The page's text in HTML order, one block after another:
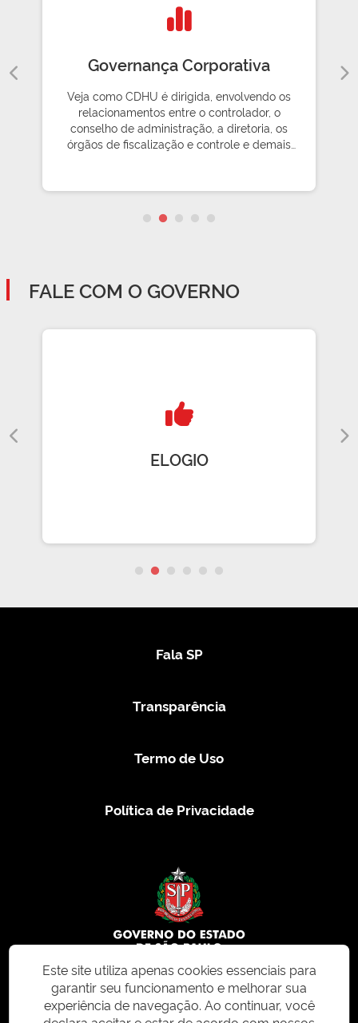
Governança Corporativa
Veja como CDHU é dirigida, envolvendo os
relacionamentos entre o controlador, o
conselho de administração, a diretoria, os
órgãos de fiscalização e controle e demais
FALE COM O GOVERNO
ELOGIO
Fala SP
Transparência
Termo de Uso
Política de Privacidade
© 2026 CMS.SP.GOV.BR. Todos os direitos reservados.
Este site utiliza apenas cookies essenciais para
garantir seu funcionamento e melhorar sua
experiência de navegação. Ao continuar, você